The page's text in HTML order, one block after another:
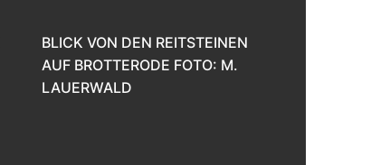
BLICK VON DEN REITSTEINEN
AUF BROTTERODE FOTO: M.
LAUERWALD